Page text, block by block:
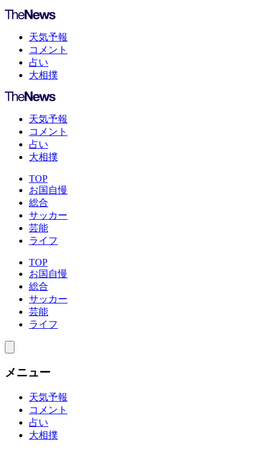
天気予報
コメント
占い
大相撲
天気予報
コメント
占い
大相撲
TOP
お国自慢
総合
サッカー
芸能
ライフ
TOP
お国自慢
総合
サッカー
芸能
ライフ
メニュー
天気予報
コメント
占い
大相撲